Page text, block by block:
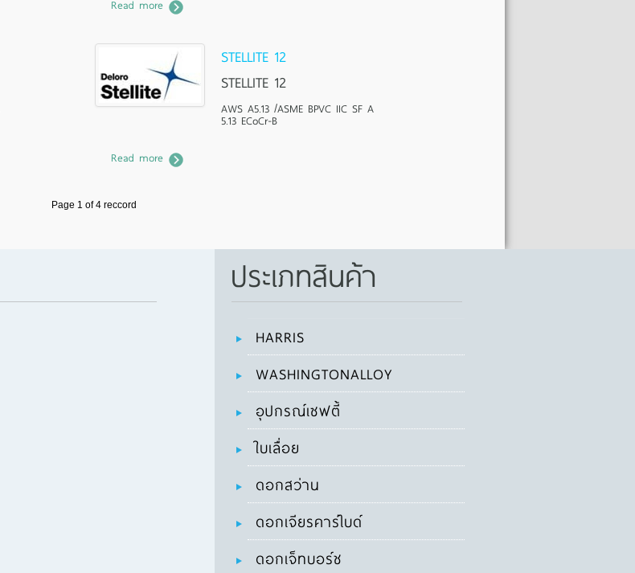
Read more
STELLITE 12
STELLITE 12
AWS A5.13 /ASME BPVC IIC SF A
5.13 ECoCr-B
Read more
Page 1 of 4 reccord
ประเภทสินค้า
HARRIS
WASHINGTONALLOY
อุปกรณ์เซฟตี้
ใบเลื่อย
ดอกสว่าน
ดอกเจียรคาร์ไบด์
ดอกเจ็ทบอร์ช